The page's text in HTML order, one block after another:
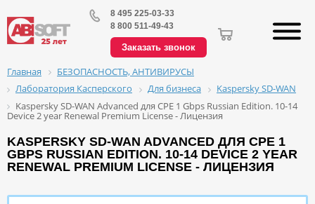
8 495 225-03-33
8 800 511-49-43
Заказать звонок
Главная
БЕЗОПАСНОСТЬ, АНТИВИРУСЫ
Лаборатория Касперского
Для бизнеса
Kaspersky SD-WAN
Kaspersky SD-WAN Advanced для CPE 1 Gbps Russian Edition. 10-14
Device 2 year Renewal Premium License - Лицензия
KASPERSKY SD-WAN ADVANCED ДЛЯ CPE 1
GBPS RUSSIAN EDITION. 10-14 DEVICE 2 YEAR
RENEWAL PREMIUM LICENSE - ЛИЦЕНЗИЯ